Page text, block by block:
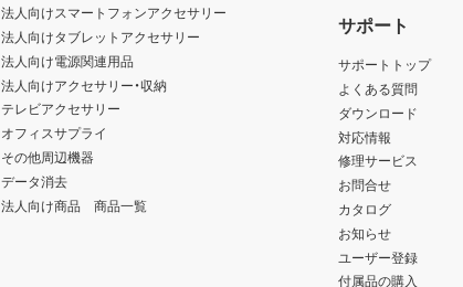
法人向けスマートフォンアクセサリー
法人向けタブレットアクセサリー
法人向け電源関連用品
法人向けアクセサリー・収納
テレビアクセサリー
オフィスサプライ
その他周辺機器
データ消去
法人向け商品 商品一覧
サポート
サポートトップ
よくある質問
ダウンロード
対応情報
修理サービス
お問合せ
カタログ
お知らせ
ユーザー登録
付属品の購入